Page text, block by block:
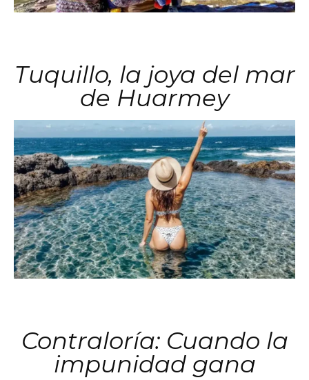
Tuquillo, la joya del mar
de Huarmey
Contraloría: Cuando la
impunidad gana